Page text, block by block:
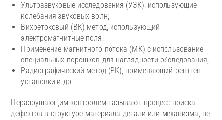
Ультразвуковые исследования (УЗК), использующие
колебания звуковых волн;
Вихретоковый (ВК) метод, использующий
электромагнитные поля;
Применение магнитного потока (МК) с использование
специальных порошков для наглядности обследования;
Радиографический метод (РК), применяющий рентген
установки и др.
Неразрушающим контролем называют процесс поиска
дефектов в структуре материала детали или механизма, не